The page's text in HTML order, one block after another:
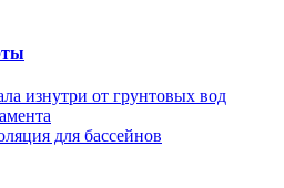
изнутри от грунтовых вод
для бассейнов